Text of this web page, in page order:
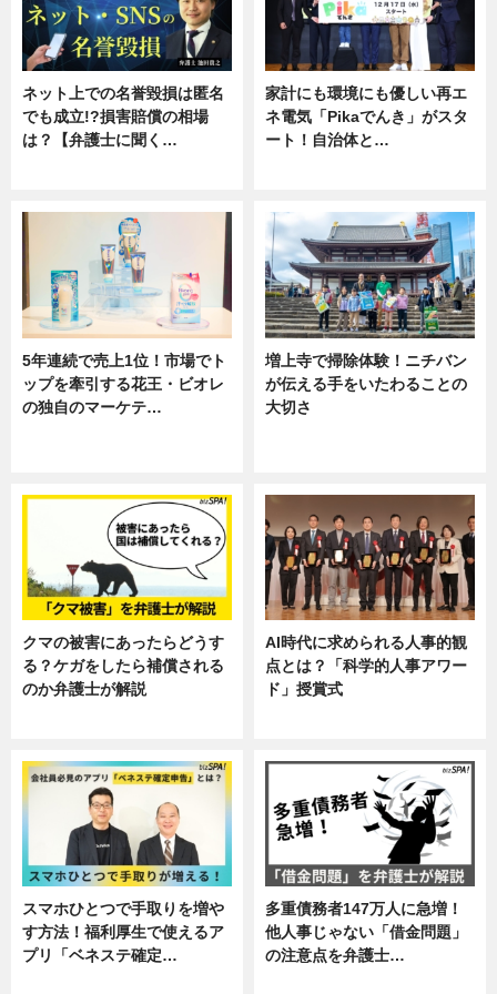
ネット上での名誉毀損は匿名
でも成立!?損害賠償の相場
は？【弁護士に聞く…
家計にも環境にも優しい再エ
ネ電気「Pikaでんき」がスタ
ート！自治体と…
5年連続で売上1位！市場でト
ップを牽引する花王・ビオレ
の独自のマーケテ…
増上寺で掃除体験！ニチバン
が伝える手をいたわることの
大切さ
クマの被害にあったらどうす
る？ケガをしたら補償される
のか弁護士が解説
AI時代に求められる人事的観
点とは？「科学的人事アワー
ド」授賞式
スマホひとつで手取りを増や
す方法！福利厚生で使えるア
プリ「ベネステ確定…
多重債務者147万人に急増！
他人事じゃない「借金問題」
の注意点を弁護士…